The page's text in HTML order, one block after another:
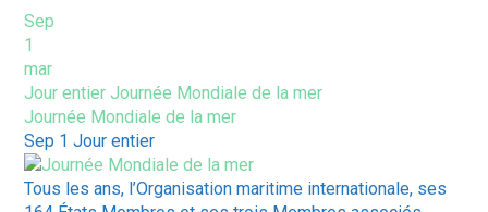
Sep
1
mar
Jour entierJournée Mondiale de la mer
Journée Mondiale de la mer
Sep 1Jour entier
Tous les ans, l’Organisation maritime internationale, ses